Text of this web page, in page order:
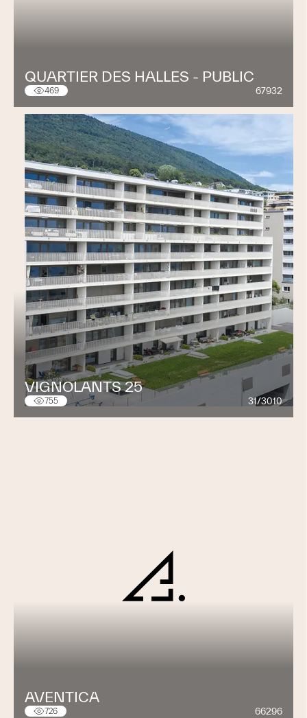
QUARTIER DES HALLES - PUBLIC
469 67932
VIGNOLANTS 25
755 31/3010
AVENTICA
726 66296